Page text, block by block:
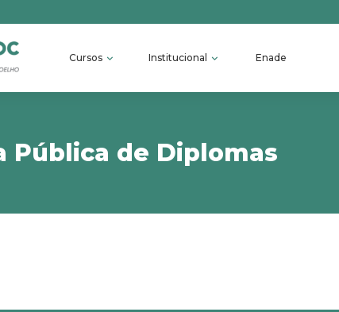
Cursos Institucional Enade
Pública de Diplomas